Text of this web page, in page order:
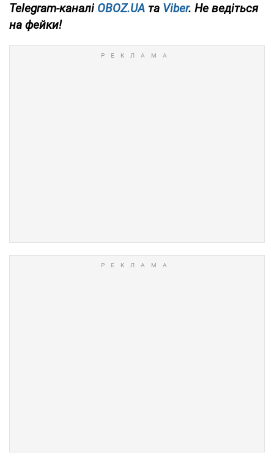
Telegram-каналі OBOZ.UA та Viber. Не ведіться
на фейки!